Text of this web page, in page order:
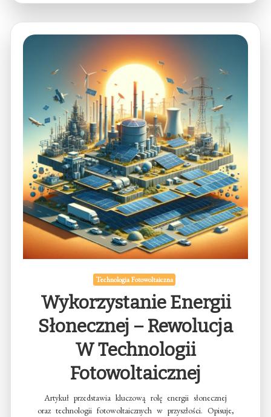
Technologia Fotowoltaiczna
Wykorzystanie Energii
Słonecznej – Rewolucja
W Technologii
Fotowoltaicznej
Artykuł przedstawia kluczową rolę energii słonecznej
oraz technologii fotowoltaicznych w przyszłości. Opisuje,